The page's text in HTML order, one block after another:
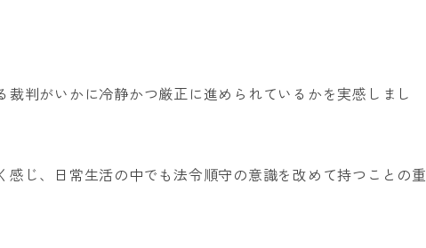
判がいかに冷静かつ厳正に進められているかを実感しまし
感じ、日常生活の中でも法令順守の意識を改めて持つことの重